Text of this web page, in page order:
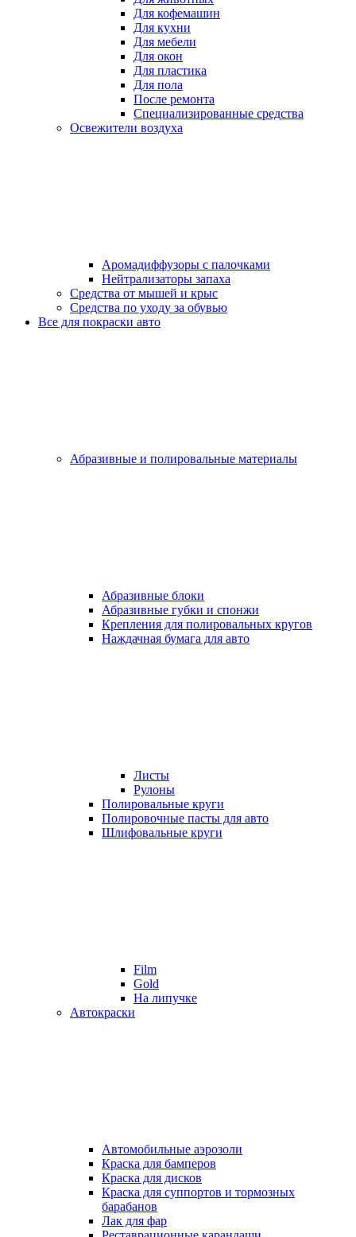
Для кофемашин
Для кухни
Для мебели
Для окон
Для пластика
Для пола
После ремонта
Специализированные средства
Освежители воздуха
Аромадиффузоры с палочками
Нейтрализаторы запаха
Средства от мышей и крыс
Средства по уходу за обувью
Все для покраски авто
Абразивные и полировальные материалы
Абразивные блоки
Абразивные губки и спонжи
Крепления для полировальных кругов
Наждачная бумага для авто
Листы
Рулоны
Полировальные круги
Полировочные пасты для авто
Шлифовальные круги
Film
Gold
На липучке
Автокраски
Автомобильные аэрозоли
Краска для бамперов
Краска для дисков
Краска для суппортов и тормозных
барабанов
Лак для фар